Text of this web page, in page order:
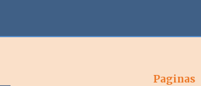
Paginas